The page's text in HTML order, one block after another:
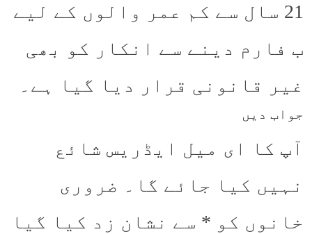
21 سال سے کم عمر والوں کے لیے
ب فارم دینے سے انکار کو بھی
غیر قانونی قرار دیا گیا ہے۔
جواب دیں
آپ کا ای میل ایڈریس شائع
نہیں کیا جائے گا۔ ضروری
خانوں کو * سے نشان زد کیا گیا